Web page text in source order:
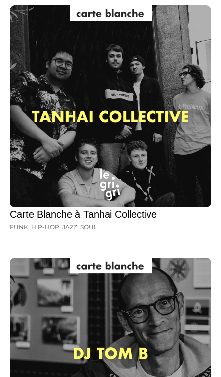
Carte Blanche à Tanhai Collective
FUNK, HIP-HOP, JAZZ, SOUL